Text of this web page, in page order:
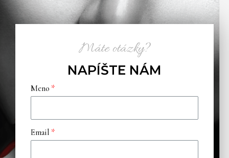
Máte otázky?
NAPÍŠTE NÁM
Meno
Email